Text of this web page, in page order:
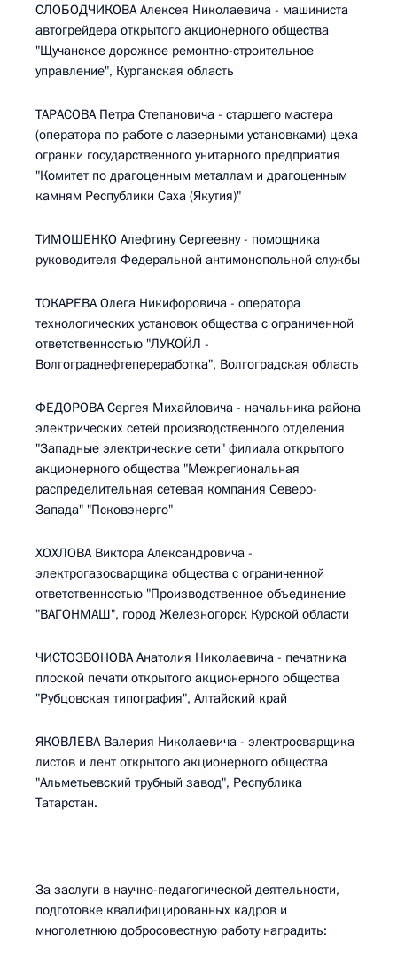
СЛОБОДЧИКОВА Алексея Николаевича - машиниста
автогрейдера открытого акционерного общества
"Щучанское дорожное ремонтно-строительное
управление", Курганская область
ТАРАСОВА Петра Степановича - старшего мастера
(оператора по работе с лазерными установками) цеха
огранки государственного унитарного предприятия
"Комитет по драгоценным металлам и драгоценным
камням Республики Саха (Якутия)"
ТИМОШЕНКО Алефтину Сергеевну - помощника
руководителя Федеральной антимонопольной службы
ТОКАРЕВА Олега Никифоровича - оператора
технологических установок общества с ограниченной
ответственностью "ЛУКОЙЛ -
Волгограднефтепереработка", Волгоградская область
ФЕДОРОВА Сергея Михайловича - начальника района
электрических сетей производственного отделения
"Западные электрические сети" филиала открытого
акционерного общества "Межрегиональная
распределительная сетевая компания Северо-
Запада" "Псковэнерго"
ХОХЛОВА Виктора Александровича -
электрогазосварщика общества с ограниченной
ответственностью "Производственное объединение
"ВАГОНМАШ", город Железногорск Курской области
ЧИСТОЗВОНОВА Анатолия Николаевича - печатника
плоской печати открытого акционерного общества
"Рубцовская типография", Алтайский край
ЯКОВЛЕВА Валерия Николаевича - электросварщика
листов и лент открытого акционерного общества
"Альметьевский трубный завод", Республика
Татарстан.
За заслуги в научно-педагогической деятельности,
подготовке квалифицированных кадров и
многолетнюю добросовестную работу наградить: